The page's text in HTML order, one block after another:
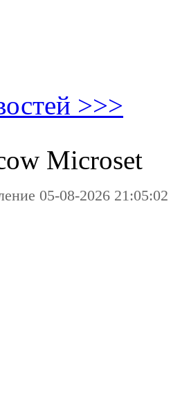
>>>
Microset
05-08-2026 21:05:02